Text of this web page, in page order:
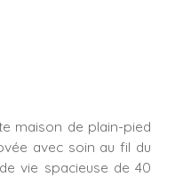
maison de plain-pied
avec soin au fil du
vie spacieuse de 40